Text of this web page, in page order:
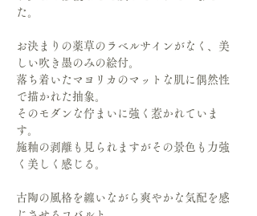
た。
お決まりの薬草のラベルサインがなく、美
しい吹き墨のみの絵付。
落ち着いたマヨリカのマットな肌に偶然性
で描かれた抽象。
そのモダンな佇まいに強く惹かれていま
す。
施釉の剥離も見られますがその景色も力強
く美しく感じる。
古陶の風格を纏いながら爽やかな気配を感